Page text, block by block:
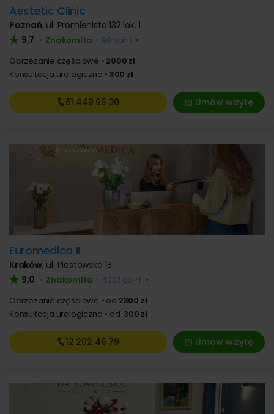
Aestetic Clinic
Poznań, ul. Promienista 132 lok. 1
9,7 • Znakomita • 90 opinii
Obrzezanie częściowe
2000 zł
Konsultacja urologiczna
300 zł
Umów wizytę
61 449 95 30
Euromedica II
Kraków, ul. Piastowska 1B
9,0 • Znakomita • 4007 opinii
Obrzezanie częściowe od 2300 zł
Konsultacja urologiczna
od 300 zł
Umów wizytę
12 202 46 79